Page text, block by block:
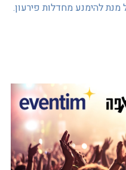
להימנע מחדלות פירעון.